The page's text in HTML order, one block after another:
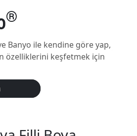
®
Banyo ile kendine göre yap,
özelliklerini keşfetmek için